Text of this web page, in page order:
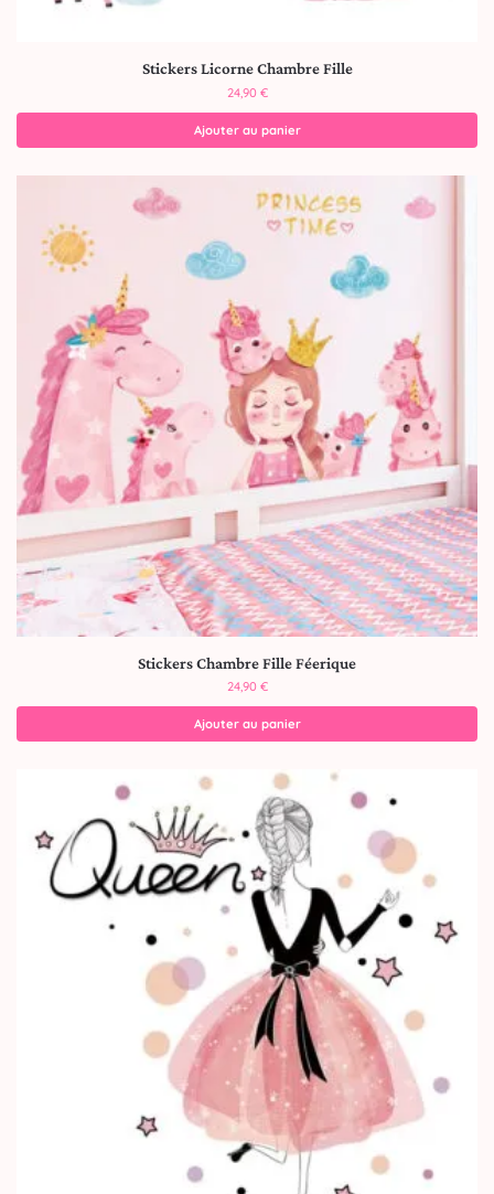
Stickers Licorne Chambre Fille
24,90 €
Ajouter au panier
Stickers Chambre Fille Féerique
24,90 €
Ajouter au panier